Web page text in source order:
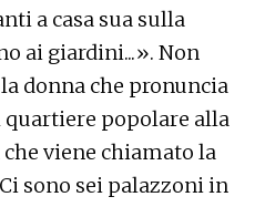
a casa sua sulla
ai giardini...». Non
donna che pronuncia
quartiere popolare alla
viene chiamato la
sono sei palazzoni in